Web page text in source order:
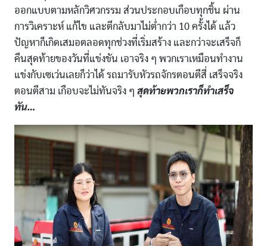
ออกแบบตามหลักวิศวกรรม ส่วนประกอบเกือบทุกชิ้น ผ่าน
การวิเคราะห์ แก้ไข และตีกลับมาไม่ต่ำกว่า 10 ครั้งได้ แล้ว
ปัญหาก็เกิดเสมอตลอดทุกช่วงที่เริ่มสร้าง และกว่าจะเสร็จก็
คืนสุดท้ายของวันที่แข่งขัน เอาจริง ๆ พวกเราเหมือนทำงาน
แข่งกับเซเว่นเลยก็ว่าได้ รถมารับหัวรถจักรตอนตีสี่ เสร็จจริง
ตอนตีสาม เกือบจะไม่ทันจริง ๆ สุดท้ายพวกเราก็ทำเสร็จ
ทัน…